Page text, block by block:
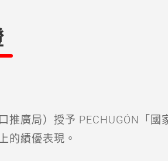
推廣局）授予 PECHUGÓN「國
的績優表現。